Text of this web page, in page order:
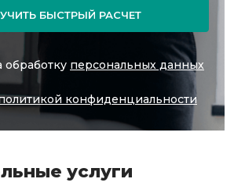
БЫСТРЫЙ РАСЧЕТ
обработку персональных данных
конфиденциальности
услуги